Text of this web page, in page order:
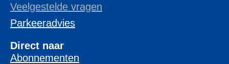
Veelgestelde vragen
Parkeeradvies
Direct naar
Abonnementen